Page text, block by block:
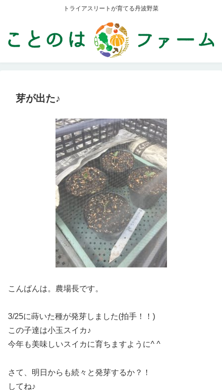
トライアスリートが育てる丹波野菜
芽が出た♪
こんばんは。農場長です。
3/25に蒔いた種が発芽しました(拍手！！)
この子達は小玉スイカ♪
今年も美味しいスイカに育ちますように^ ^
さて、明日からも続々と発芽するか？！
してね♪